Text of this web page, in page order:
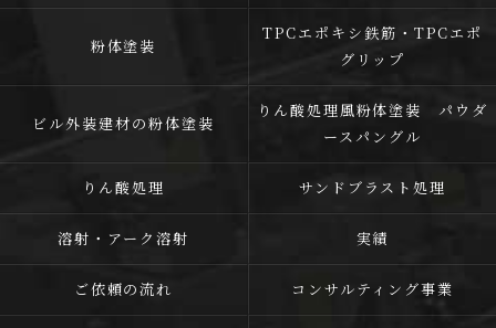
粉体塗装
TPCエポキシ鉄筋・TPCエポ
グリップ
ビル外装建材の粉体塗装
りん酸処理風粉体塗装 パウダ
ースパングル
りん酸処理 サンドブラスト処理
溶射・アーク溶射 実績
ご依頼の流れ コンサルティング事業